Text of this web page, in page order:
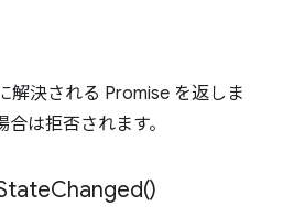
解決される Promise を返しま
は拒否されます。
Changed()